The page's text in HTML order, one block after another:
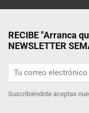
RECIBE "Arranca
NEWSLETTER
Suscribiéndote aceptas